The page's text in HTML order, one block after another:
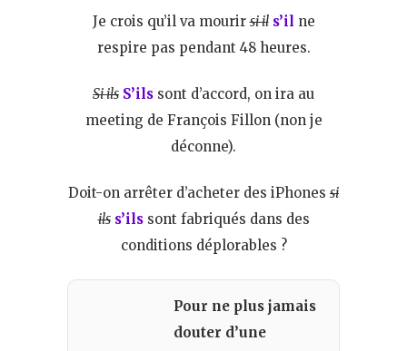
Je crois qu’il va mourirsi il s’il ne
respire pas pendant 48 heures.
Si ils S’ils sont d’accord, on ira au
meeting de François Fillon (non je
déconne).
Doit-on arrêter d’acheter des iPhones si
ils s’ilssont fabriqués dans des
conditions déplorables ?
Pour ne plus jamais
douter d’une